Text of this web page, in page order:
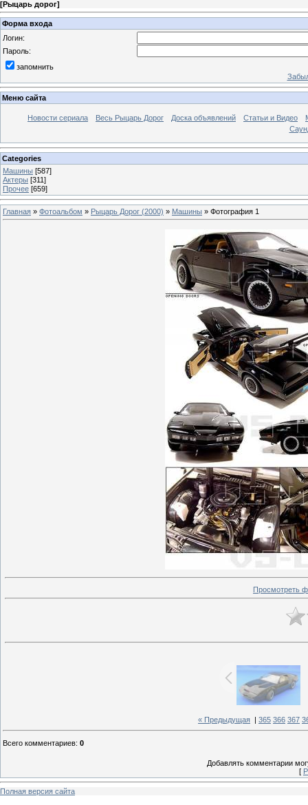
[Рыцарь дорог]
Форма входа
Логин:
Пароль:
запомнить
Меню сайта
Новости сериала Весь Рыцарь Дорог Доска объявлений Статьи и Видео
Categories
Машины [587]
Актеры [311]
Прочее [659]
Главная » Фотоальбом » Рыцарь Дорог (2000) » Машины » Фотография 1
Просмотреть
« Предыдущая 365 366 367
Всего комментариев: 0
Добавлять комментарии
[
Полная версия сайта